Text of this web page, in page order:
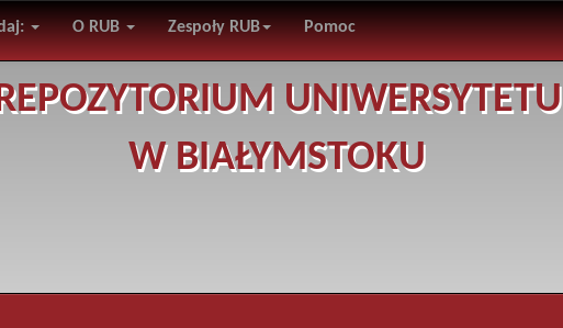
O RUB Zespoły RUB Pomoc
UNIWERSYTETU
W BIAŁYMSTOKU